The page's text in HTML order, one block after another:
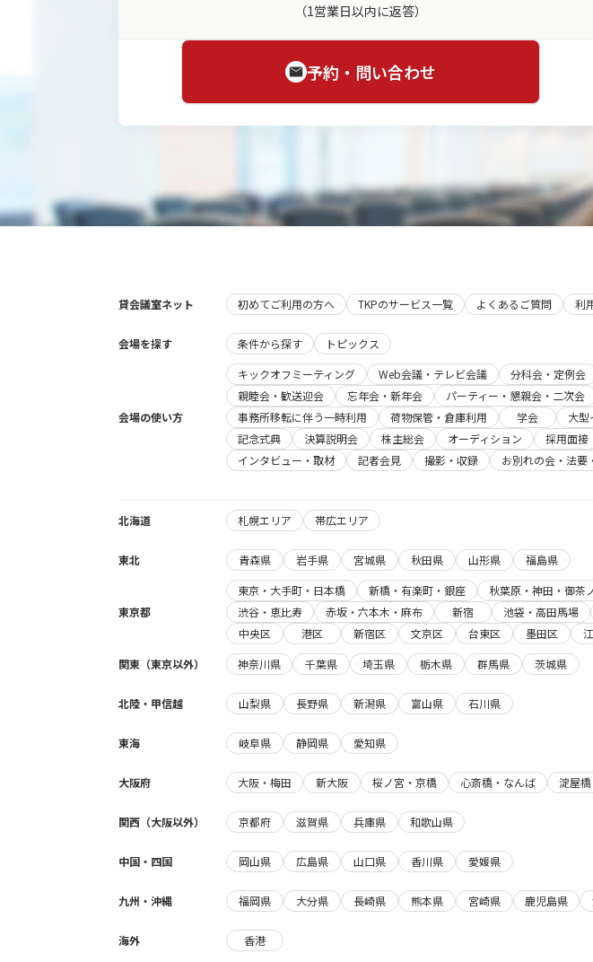
（1営業日以内に返答）
予約・問い合わせ
貸会議室ネット 初めてご利用の方へ TKPのサービス一覧 よくあるご質問 利
会場を探す 条件から探す トピックス
会場の使い方
キックオフミーティング Web会議・テレビ会議 分科会・定例会
親睦会・歓送迎会
忘年会・新年会 パーティー・懇親会・二次会
事務所移転に伴う一時利用
荷物保管・倉庫利用 学会 大型
記念式典
決算説明会 株主総会 オーディション 採用面接
インタビュー・取材
記者会見 撮影・収録 お別れの会・法要
北海道 札幌エリア 帯広エリア
東北 青森県 岩手県 宮城県 秋田県 山形県 福島県
東京都
東京・大手町・日本橋 新橋・有楽町・銀座 秋葉原・神田・御茶
渋谷・恵比寿
赤坂・六本木・麻布 新宿 池袋・高田馬場
中央区
港区 新宿区 文京区 台東区 墨田区
関東（東京以外）
神奈川県 千葉県 埼玉県 栃木県 群馬県 茨城県
北陸・甲信越 山梨県 長野県 新潟県 富山県 石川県
東海 岐阜県 静岡県 愛知県
大阪府 大阪・梅田 新大阪 桜ノ宮・京橋 心斎橋・なんば 淀屋
関西（大阪以外） 京都府 滋賀県 兵庫県 和歌山県
中国・四国 岡山県 広島県 山口県 香川県 愛媛県
九州・沖縄 福岡県 大分県 長崎県 熊本県 宮崎県 鹿児島県
海外 香港